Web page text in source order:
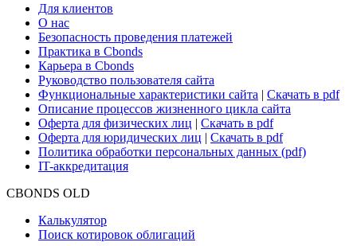
Для клиентов
О нас
Безопасность проведения платежей
Практика в Cbonds
Карьера в Cbonds
Руководство пользователя сайта
Функциональные характеристики сайта | Скачать в pdf
Описание процессов жизненного цикла сайта
Оферта для физических лиц | Скачать в pdf
Оферта для юридических лиц | Скачать в pdf
Политика обработки персональных данных (pdf)
IT-аккредитация
CBONDS OLD
Калькулятор
Поиск котировок облигаций